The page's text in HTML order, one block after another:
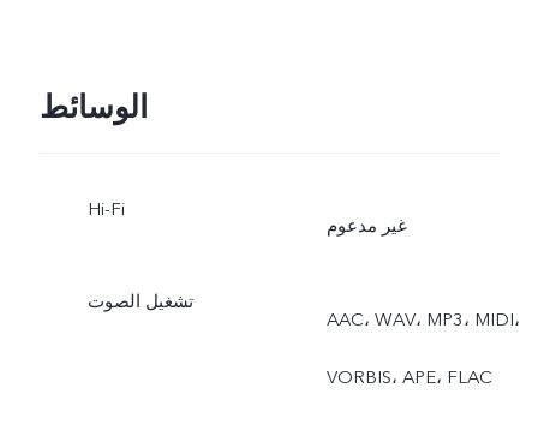
الوسائط
Hi-Fi
غير مدعوم
تشغيل الصوت
AAC، ‏WAV، ‏MP3، ‏MIDI،
‏VORBIS، ‏APE، ‏FLAC